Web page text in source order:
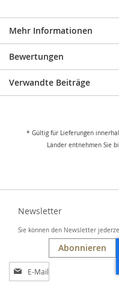
Mehr Informationen
Bewertungen
Verwandte Beiträge
* Gültig für Lieferungen
Länder entnehmen Sie
Newsletter
Sie können den Newsletter
Anmeldung
zum
Abonnieren